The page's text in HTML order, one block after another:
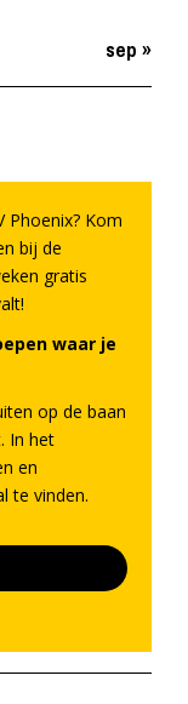
sep »
Phoenix? Kom
bij de
gratis
waar je
op de baan
In het
en
te vinden.